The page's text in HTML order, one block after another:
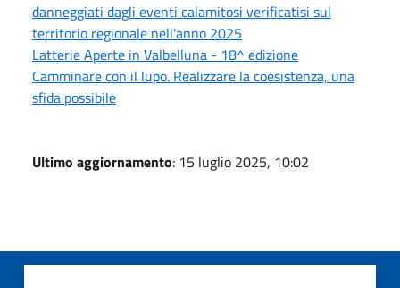
danneggiati dagli eventi calamitosi verificatisi sul
territorio regionale nell'anno 2025
Latterie Aperte in Valbelluna - 18^ edizione
Camminare con il lupo. Realizzare la coesistenza, una
sfida possibile
Ultimo aggiornamento: 15 luglio 2025, 10:02